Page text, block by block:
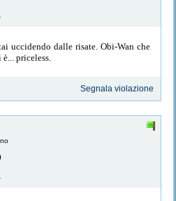
uccidendo dalle risate. Obi-Wan che
priceless.
Segnala violazione